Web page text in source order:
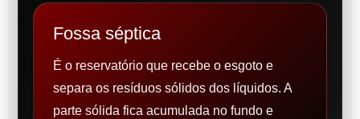
Fossa séptica
É o reservatório que recebe o esgoto e
separa os resíduos sólidos dos líquidos. A
parte sólida fica acumulada no fundo e